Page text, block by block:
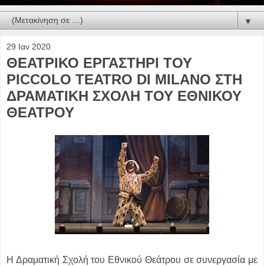
▼
29 Ιαν 2020
ΘΕΑΤΡΙΚΟ ΕΡΓΑΣΤΗΡΙ ΤΟΥ
PICCOLO TEATRO DI MILANO ΣΤΗ
ΔΡΑΜΑΤΙΚΗ ΣΧΟΛΗ ΤΟΥ ΕΘΝΙΚΟΥ
ΘΕΑΤΡΟΥ
Η Δραματική Σχολή του Εθνικού Θεάτρου σε συνεργασία με